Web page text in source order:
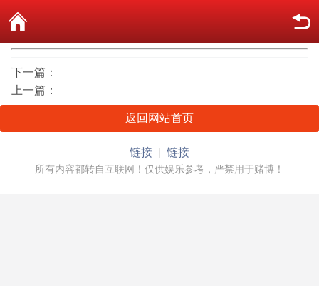
下一篇：
上一篇：
返回网站首页
链接 链接
所有内容都转自互联网！仅供娱乐参考，严禁用于赌博！